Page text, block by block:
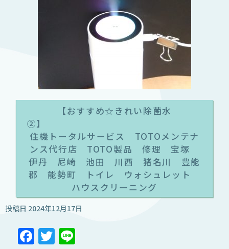
【おすすめ☆きれい除菌水
②
住機トータルサービス TOTOメンテナ
ンス代行店 TOTO製品 修理 宝塚
伊丹 尼崎 池田 川西 猪名川 豊能
郡 能勢町 トイレ ウォシュレット
ハウスクリーニング
投稿日 2024年12月17日
Facebook
Twitter